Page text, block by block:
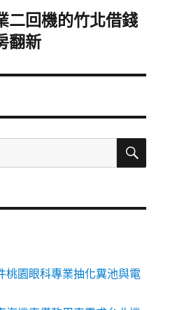
二回機的竹北借錢
翻新
搜
桃園眼科專業抽化糞池與電